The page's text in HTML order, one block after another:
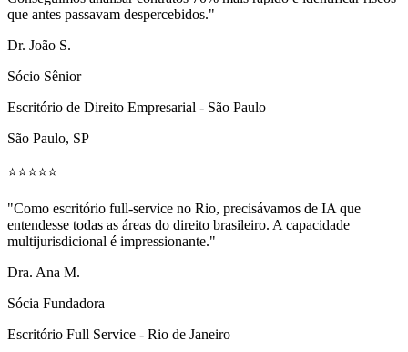
que antes passavam despercebidos."
Dr. João S.
Sócio Sênior
Escritório de Direito Empresarial - São Paulo
São Paulo, SP
⭐⭐⭐⭐⭐
"Como escritório full-service no Rio, precisávamos de IA que
entendesse todas as áreas do direito brasileiro. A capacidade
multijurisdicional é impressionante."
Dra. Ana M.
Sócia Fundadora
Escritório Full Service - Rio de Janeiro